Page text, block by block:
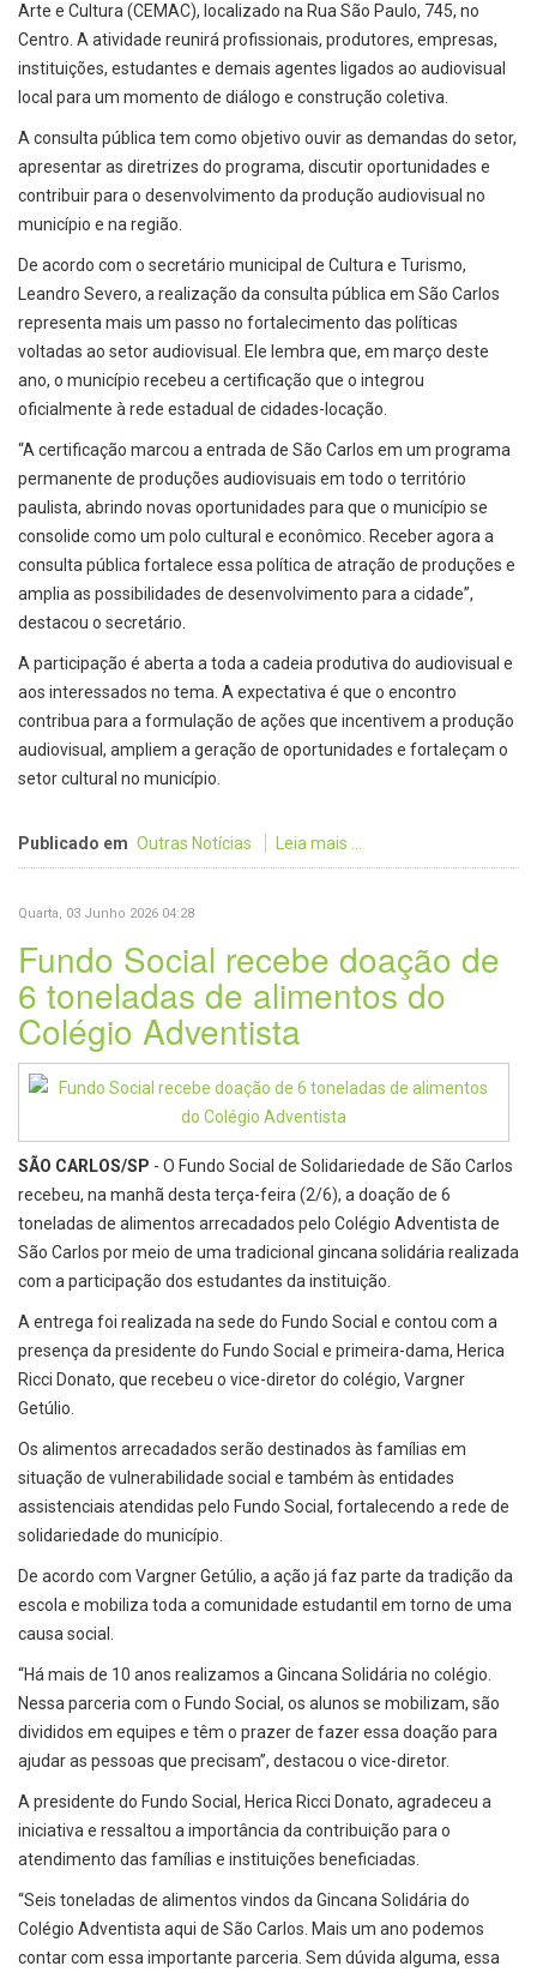
Arte e Cultura (CEMAC), localizado na Rua São Paulo, 745, no
Centro. A atividade reunirá profissionais, produtores, empresas,
instituições, estudantes e demais agentes ligados ao audiovisual
local para um momento de diálogo e construção coletiva.
A consulta pública tem como objetivo ouvir as demandas do setor,
apresentar as diretrizes do programa, discutir oportunidades e
contribuir para o desenvolvimento da produção audiovisual no
município e na região.
De acordo com o secretário municipal de Cultura e Turismo,
Leandro Severo, a realização da consulta pública em São Carlos
representa mais um passo no fortalecimento das políticas
voltadas ao setor audiovisual. Ele lembra que, em março deste
ano, o município recebeu a certificação que o integrou
oficialmente à rede estadual de cidades-locação.
“A certificação marcou a entrada de São Carlos em um programa
permanente de produções audiovisuais em todo o território
paulista, abrindo novas oportunidades para que o município se
consolide como um polo cultural e econômico. Receber agora a
consulta pública fortalece essa política de atração de produções e
amplia as possibilidades de desenvolvimento para a cidade”,
destacou o secretário.
A participação é aberta a toda a cadeia produtiva do audiovisual e
aos interessados no tema. A expectativa é que o encontro
contribua para a formulação de ações que incentivem a produção
audiovisual, ampliem a geração de oportunidades e fortaleçam o
setor cultural no município.
Publicado em Outras Notícias Leia mais ...
Quarta, 03 Junho 2026 04:28
Fundo Social recebe doação de
6 toneladas de alimentos do
Colégio Adventista
SÃO CARLOS/SP - O Fundo Social de Solidariedade de São Carlos
recebeu, na manhã desta terça-feira (2/6), a doação de 6
toneladas de alimentos arrecadados pelo Colégio Adventista de
São Carlos por meio de uma tradicional gincana solidária realizada
com a participação dos estudantes da instituição.
A entrega foi realizada na sede do Fundo Social e contou com a
presença da presidente do Fundo Social e primeira-dama, Herica
Ricci Donato, que recebeu o vice-diretor do colégio, Vargner
Getúlio.
Os alimentos arrecadados serão destinados às famílias em
situação de vulnerabilidade social e também às entidades
assistenciais atendidas pelo Fundo Social, fortalecendo a rede de
solidariedade do município.
De acordo com Vargner Getúlio, a ação já faz parte da tradição da
escola e mobiliza toda a comunidade estudantil em torno de uma
causa social.
“Há mais de 10 anos realizamos a Gincana Solidária no colégio.
Nessa parceria com o Fundo Social, os alunos se mobilizam, são
divididos em equipes e têm o prazer de fazer essa doação para
ajudar as pessoas que precisam”, destacou o vice-diretor.
A presidente do Fundo Social, Herica Ricci Donato, agradeceu a
iniciativa e ressaltou a importância da contribuição para o
atendimento das famílias e instituições beneficiadas.
“Seis toneladas de alimentos vindos da Gincana Solidária do
Colégio Adventista aqui de São Carlos. Mais um ano podemos
contar com essa importante parceria. Sem dúvida alguma, essa